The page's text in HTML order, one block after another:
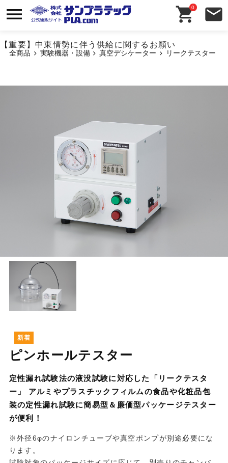
【重要】中東情勢に伴う供給に関するお願い
0
全商品 実験機器・設備 真空デシケーター リークテスター
ピンホールテスター
定性漏れ試験法の液没試験に対応した「リークテスタ
ー」 アルミやプラスチックフィルムの食品や化粧品包
装の定性漏れ試験に簡易型＆廉価型パッケージテスター
が便利！
※外径6φのナイロンチューブや真空ポンプが別途必要にな
ります。